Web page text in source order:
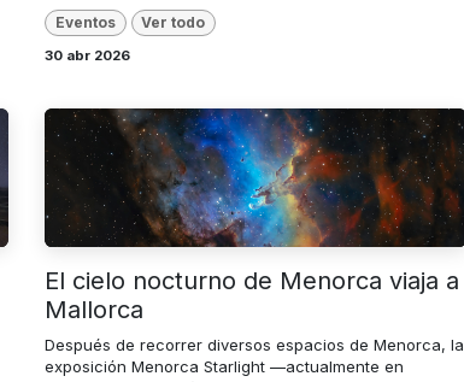
Eventos Ver todo
30 abr 2026
El cielo nocturno de Menorca viaja a
Mallorca
Después de recorrer diversos espacios de Menorca, la
exposición Menorca Starlight —actualmente en